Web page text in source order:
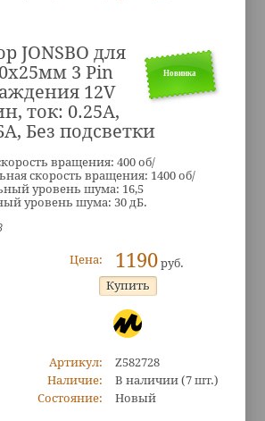
Новинка
JONSBO для
3 Pin
12V
ток: 0.25А,
Без подсветки
вращения: 400 об/
скорость вращения: 1400 об/
уровень шума: 16,5
уровень шума: 30 дБ.
Цена: 1190руб.
Артикул:
Z582728
Наличие:
В наличии (7 шт.)
Состояние:
Новый